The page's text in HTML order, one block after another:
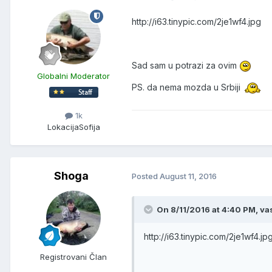
Globalni Moderator
1k
LokacijaSofija
http://i63.tinypic.com/2je1wf4.jpg
Sad sam u potrazi za ovim
PS. da nema mozda u Srbiji
Shoga
Registrovani Član
Posted August 11, 2016
On 8/11/2016 at 4:40 PM,
http://i63.tinypic.com/2je1wf4.jpg